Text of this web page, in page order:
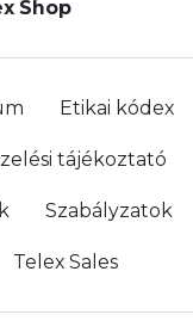
Shop
Etikai kódex
tájékoztató
Szabályzatok
Telex Sales